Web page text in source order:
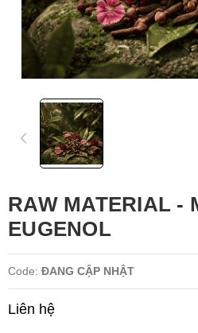
RAW MATERIAL -
EUGENOL
Code: ĐANG CẬP NHẬT
Liên hệ